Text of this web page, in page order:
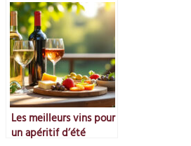
Les meilleurs vins pour
un apéritif d’été